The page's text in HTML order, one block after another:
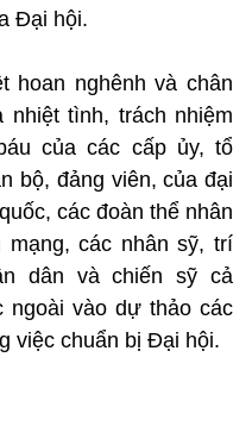
Đại hội.
hoan nghênh và chân
tình, trách nhiệm
của các cấp ủy, tổ
bộ, đảng viên, của đại
các đoàn thể nhân
mạng, các nhân sỹ, trí
dân và chiến sỹ cả
vào dự thảo các
việc chuẩn bị Đại hội.